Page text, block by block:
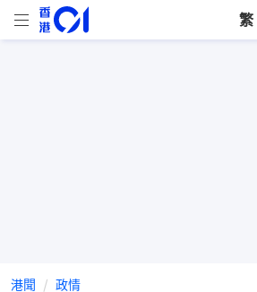
繁
港聞 政情